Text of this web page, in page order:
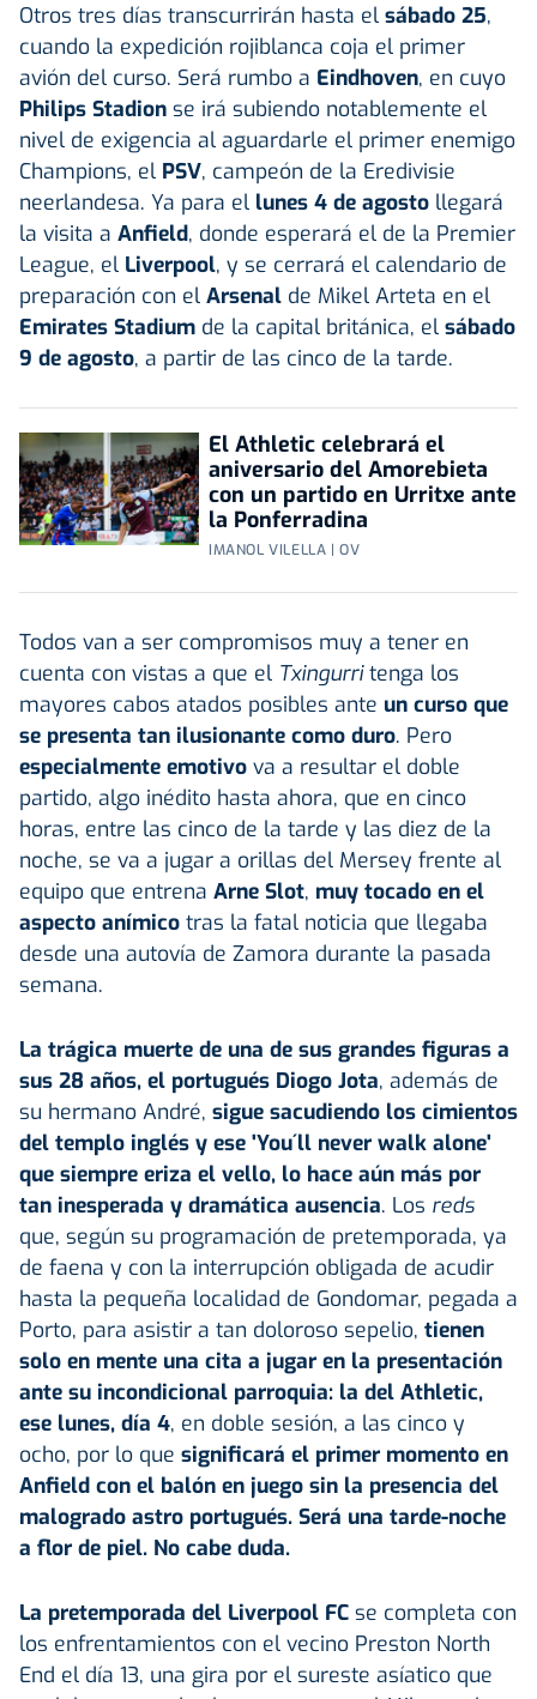
Otros tres días transcurrirán hasta el sábado 25,
cuando la expedición rojiblanca coja el primer
avión del curso. Será rumbo a Eindhoven, en cuyo
Philips Stadion se irá subiendo notablemente el
nivel de exigencia al aguardarle el primer enemigo
Champions, el PSV, campeón de la Eredivisie
neerlandesa. Ya para el lunes 4 de agosto llegará
la visita a Anfield, donde esperará el de la Premier
League, el Liverpool, y se cerrará el calendario de
preparación con el Arsenal de Mikel Arteta en el
Emirates Stadium de la capital británica, el sábado
9 de agosto, a partir de las cinco de la tarde.
El Athletic celebrará el
aniversario del Amorebieta
con un partido en Urritxe ante
la Ponferradina
IMANOL VILELLA | OV
Todos van a ser compromisos muy a tener en
cuenta con vistas a que el Txingurritenga los
mayores cabos atados posibles ante un curso que
se presenta tan ilusionante como duro. Pero
especialmente emotivo va a resultar el doble
partido, algo inédito hasta ahora, que en cinco
horas, entre las cinco de la tarde y las diez de la
noche, se va a jugar a orillas del Mersey frente al
equipo que entrena Arne Slot, muy tocado en el
aspecto anímico tras la fatal noticia que llegaba
desde una autovía de Zamora durante la pasada
semana.
La trágica muerte de una de sus grandes figuras a
sus 28 años, el portugués Diogo Jota, además de
su hermano André, sigue sacudiendo los cimientos
del templo inglés y ese 'You´ll never walk alone'
que siempre eriza el vello, lo hace aún más por
tan inesperada y dramática ausencia. Los reds
que, según su programación de pretemporada, ya
de faena y con la interrupción obligada de acudir
hasta la pequeña localidad de Gondomar, pegada a
Porto, para asistir a tan doloroso sepelio, tienen
solo en mente una cita a jugar en la presentación
ante su incondicional parroquia: la del Athletic,
ese lunes, día 4, en doble sesión, a las cinco y
ocho, por lo que significará el primer momento en
Anfield con el balón en juego sin la presencia del
malogrado astro portugués. Será una tarde-noche
a flor de piel. No cabe duda.
La pretemporada del Liverpool FC se completa con
los enfrentamientos con el vecino Preston North
End el día 13, una gira por el sureste asíatico que